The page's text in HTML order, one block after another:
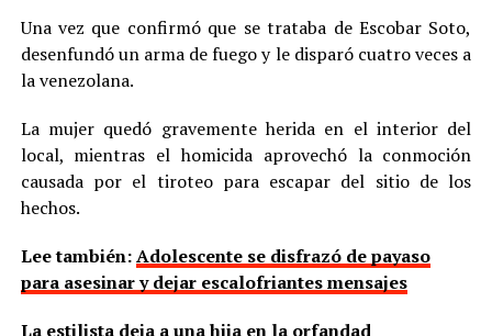
Una vez que confirmó que se trataba de Escobar Soto,
desenfundó un arma de fuego y le disparó cuatro veces a
la venezolana.
La mujer quedó gravemente herida en el interior del
local, mientras el homicida aprovechó la conmoción
causada por el tiroteo para escapar del sitio de los
hechos.
Lee también:Adolescente se disfrazó de payaso
para asesinar y dejar escalofriantes mensajes
La estilista deja a una hija en la orfandad